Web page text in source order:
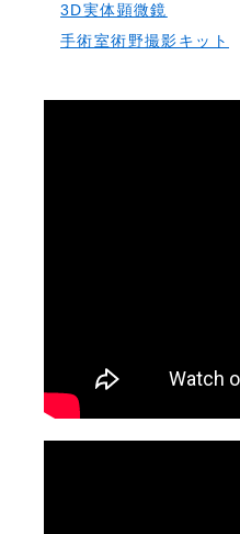
3D実体顕微鏡
手術室術野撮影キット